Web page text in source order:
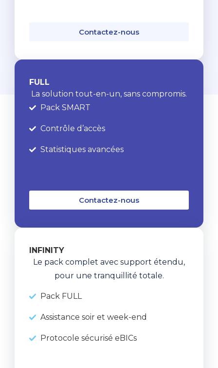
Contactez-nous
FULL
La solution tout-en-un, sans compromis.
Pack SMART
Contrôle d’accès
Statistiques avancées
Contactez-nous
INFINITY
Le pack complet avec support étendu,
pour une tranquillité totale.
Pack FULL
Assistance soir et week-end
Protocole sécurisé eBICs